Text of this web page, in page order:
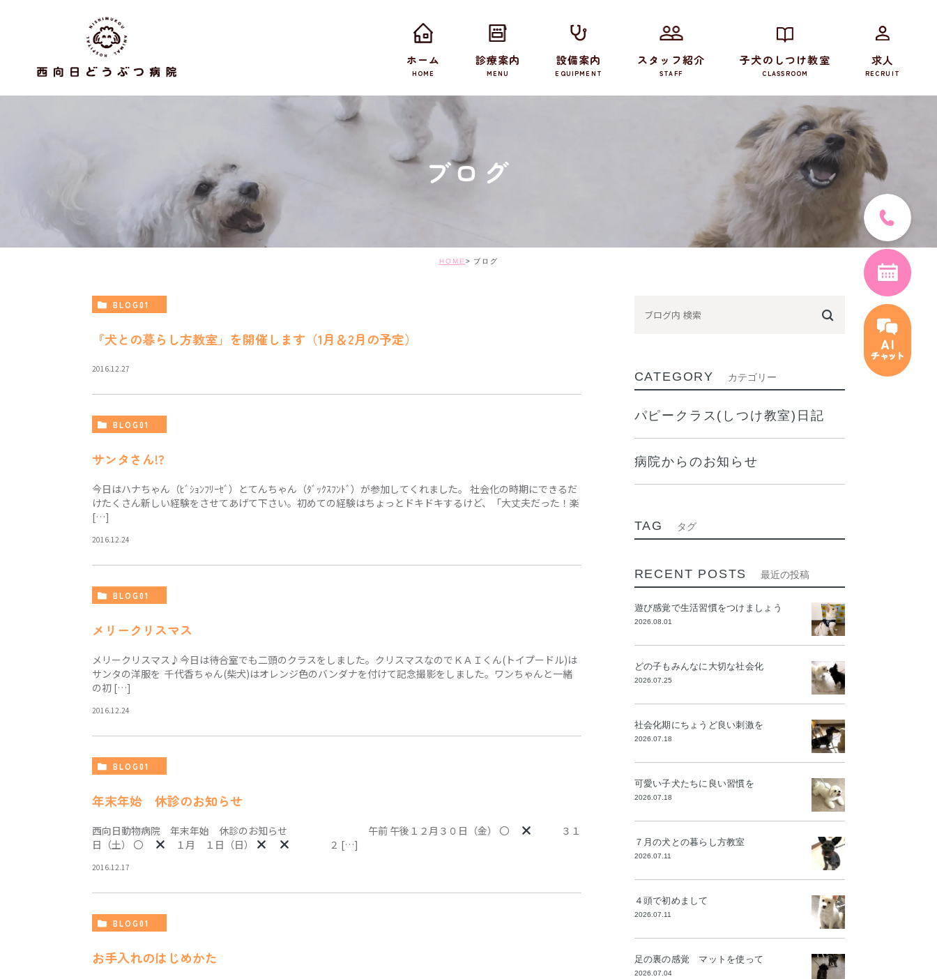
ホーム
HOME
診療案内
MENU
設備案内
EQUIPMENT
スタッフ紹介
STAFF
子犬のしつけ教室
CLASSROOM
求人
RECRUIT
ブログ
HOME ブログ
BLOG01
『犬との暮らし方教室」を開催します（1月＆2月の予定）
2016.12.27
BLOG01
サンタさん!?
今日はハナちゃん（ﾋﾞｼｮﾝﾌﾘｰｾﾞ）とてんちゃん（ﾀﾞｯｸｽﾌﾝﾄﾞ）が参加してくれました。 社会化の時期にできるだ
けたくさん新しい経験をさせてあげて下さい。初めての経験はちょっとドキドキするけど、「大丈夫だった！楽
[…]
2016.12.24
BLOG01
メリークリスマス
メリークリスマス♪今日は待合室でも二頭のクラスをしました。クリスマスなのでＫＡＩくん(トイプードル)は
サンタの洋服を 千代香ちゃん(柴犬)はオレンジ色のバンダナを付けて記念撮影をしました。ワンちゃんと一緒
の初 […]
2016.12.24
BLOG01
年末年始 休診のお知らせ
西向日動物病院 年末年始 休診のお知らせ 午前 午後１２月３０日（金） 〇
３１
日（土） 〇
１月 １日（日） ２ […]
2016.12.17
BLOG01
お手入れのはじめかた
CATEGORY カテゴリー
パピークラス(しつけ教室)日記
病院からのお知らせ
TAG タグ
RECENT POSTS 最近の投稿
遊び感覚で生活習慣をつけましょう
2026.08.01
どの子もみんなに大切な社会化
2026.07.25
社会化期にちょうど良い刺激を
2026.07.18
可愛い子犬たちに良い習慣を
2026.07.18
７月の犬との暮らし方教室
2026.07.11
４頭で初めまして
2026.07.11
足の裏の感覚 マットを使って
2026.07.04